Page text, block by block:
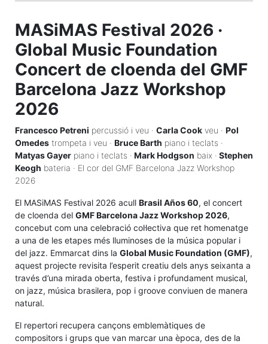
MASiMAS Festival 2026 ·
Global Music Foundation
Concert de cloenda del GMF
Barcelona Jazz Workshop
2026
Francesco Petreni percussió i veu · Carla Cook veu · Pol
Omedes trompeta i veu · Bruce Barth piano i teclats ·
Matyas Gayer piano i teclats · Mark Hodgson baix · Stephen
Keogh bateria · El cor del GMF Barcelona Jazz Workshop
2026
El MASiMAS Festival 2026 acull Brasil Años 60, el concert
de cloenda del GMF Barcelona Jazz Workshop 2026,
concebut com una celebració col·lectiva que ret homenatge
a una de les etapes més lluminoses de la música popular i
del jazz. Emmarcat dins la Global Music Foundation (GMF),
aquest projecte revisita l’esperit creatiu dels anys seixanta a
través d’una mirada oberta, festiva i profundament musical,
on jazz, música brasilera, pop i groove conviuen de manera
natural.
El repertori recupera cançons emblemàtiques de
compositors i grups que van marcar una època, des de la